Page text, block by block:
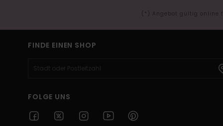
(*) Angebot gültig online
FINDE EINEN SHOP
FOLGE UNS